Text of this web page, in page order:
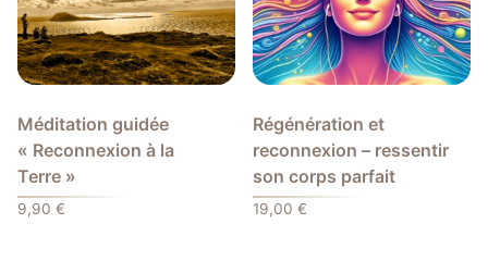
Méditation guidée
« Reconnexion à la
Terre »
9,90 €
Régénération et
reconnexion – ressentir
son corps parfait
19,00€